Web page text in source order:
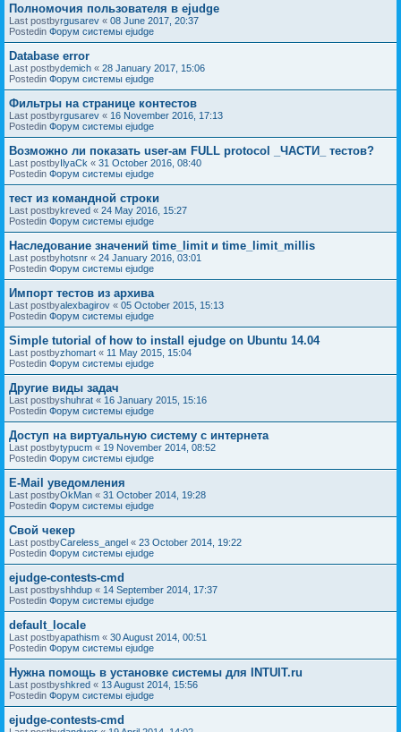
Полномочия пользователя в ejudge
Last postbyrgusarev « 08 June 2017, 20:37
Postedin Форум системы ejudge
Database error
Last postbydemich « 28 January 2017, 15:06
Postedin Форум системы ejudge
Фильтры на странице контестов
Last postbyrgusarev « 16 November 2016, 17:13
Postedin Форум системы ejudge
Возможно ли показать user-ам FULL protocol _ЧАСТИ_ тестов?
Last postbyIlyaCk « 31 October 2016, 08:40
Postedin Форум системы ejudge
тест из командной строки
Last postbykreved « 24 May 2016, 15:27
Postedin Форум системы ejudge
Наследование значений time_limit и time_limit_millis
Last postbyhotsnr « 24 January 2016, 03:01
Postedin Форум системы ejudge
Импорт тестов из архива
Last postbyalexbagirov « 05 October 2015, 15:13
Postedin Форум системы ejudge
Simple tutorial of how to install ejudge on Ubuntu 14.04
Last postbyzhomart « 11 May 2015, 15:04
Postedin Форум системы ejudge
Другие виды задач
Last postbyshuhrat « 16 January 2015, 15:16
Postedin Форум системы ejudge
Доступ на виртуальную систему с интернета
Last postbytypucm « 19 November 2014, 08:52
Postedin Форум системы ejudge
E-Mail уведомления
Last postbyOkMan « 31 October 2014, 19:28
Postedin Форум системы ejudge
Свой чекер
Last postbyCareless_angel « 23 October 2014, 19:22
Postedin Форум системы ejudge
ejudge-contests-cmd
Last postbyshhdup « 14 September 2014, 17:37
Postedin Форум системы ejudge
default_locale
Last postbyapathism « 30 August 2014, 00:51
Postedin Форум системы ejudge
Нужна помощь в установке системы для INTUIT.ru
Last postbyshkred « 13 August 2014, 15:56
Postedin Форум системы ejudge
ejudge-contests-cmd